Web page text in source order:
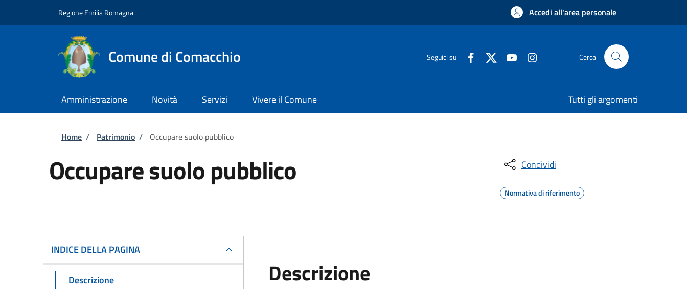
Regione Emilia Romagna Accedi all'area personale
Comune di Comacchio Seguici su Cerca
Amministrazione Novità Servizi Vivere il Comune Tutti gli argomenti
Briciole di pane
Home / Patrimonio / Occupare suolo pubblico
Occupare suolo pubblico Condividi
Normativa di riferimento
INDICE DELLA PAGINA
Descrizione Descrizione